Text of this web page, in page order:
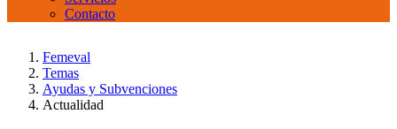
Contacto
Femeval
Temas
Ayudas y Subvenciones
Actualidad